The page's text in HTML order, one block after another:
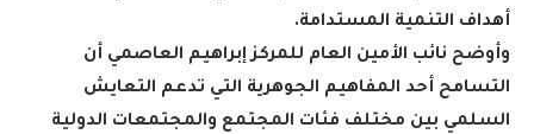
أهداف التنمية المستدامة.
وأوضح نائب الأمين العام للمركز إبراهيم العاصمي أن
التسامح أحد المفاهيم الجوهرية التي تدعم التعايش
السلمي بين مختلف فئات المجتمع والمجتمعات الدولية